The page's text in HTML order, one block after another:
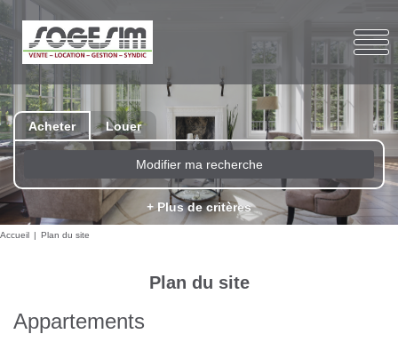
Acheter Louer
Modifier ma recherche
+ Plus de critères
Accueil Plan du site
Plan du site
Appartements